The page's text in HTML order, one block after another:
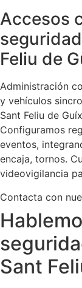
Accesos
Feliu de
Administración
y vehículos
Sant Feliu de
Configuramos
eventos,
encaja, tornos.
videovigilancia
Contacta con
Sant